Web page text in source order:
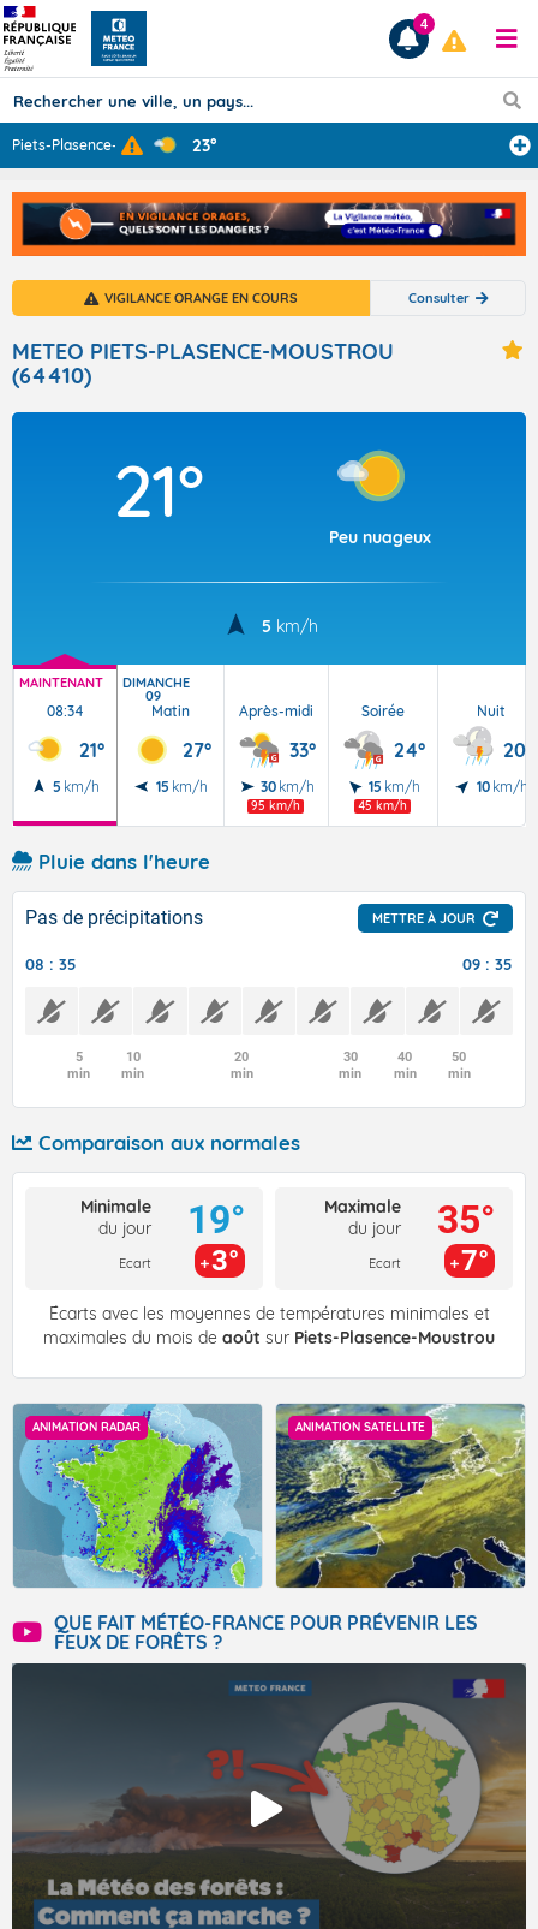
Prévisions
TOUS LES RÉSULTATS
Articles
4
Piets-Plasence- ... 23°
VIGILANCE ORANGE EN COURS Consulter
METEO PIETS-PLASENCE-MOUSTROU
(64410)
21°
Peu nuageux
5 km/h
MAINTENANT
08:34
21°
5 km/h
DIMANCHE
09
Matin
27°
15 km/h
Après-midi
33°
30 km/h
95 km/h
Soirée
24°
15 km/h
45 km/h
Nuit
20°
10 km/h
Pluie dans l'heure
Pas de précipitations METTRE À JOUR
08 : 35 09 : 35
5
min
10
min
20
min
30
min
40
min
50
min
Comparaison aux normales
Minimale
du jour
Ecart
19°
3°
Maximale
du jour
Ecart
35°
7°
Écarts avec les moyennes de températures minimales et
maximales du mois de août sur Piets-Plasence-Moustrou
ANIMATION RADAR ANIMATION SATELLITE
QUE FAIT MÉTÉO-FRANCE POUR PRÉVENIR LES
FEUX DE FORÊTS ?